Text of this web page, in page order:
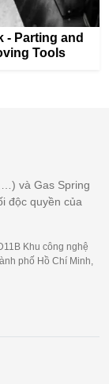
- Parting and
Tools
và Gas Spring
độc quyền của
Khu công nghệ
phố Hồ Chí Minh,